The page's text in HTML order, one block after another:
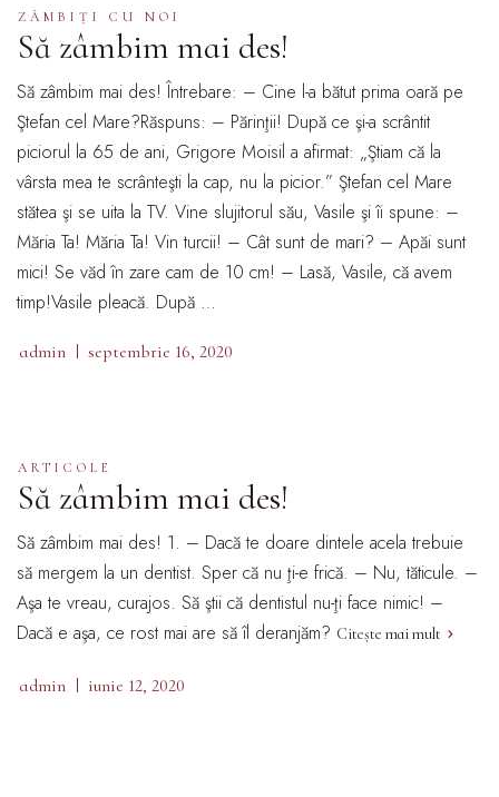
ZÂMBIŢI CU NOI
Să zâmbim mai des!
Să zâmbim mai des! Întrebare: – Cine l-a bătut prima oară pe
Ştefan cel Mare?Răspuns: – Părinţii! După ce şi-a scrântit
piciorul la 65 de ani, Grigore Moisil a afirmat: „Ştiam că la
vârsta mea te scrânteşti la cap, nu la picior.” Ştefan cel Mare
stătea şi se uita la TV. Vine slujitorul său, Vasile şi îi spune: –
Măria Ta! Măria Ta! Vin turcii! – Cât sunt de mari? – Apăi sunt
mici! Se văd în zare cam de 10 cm! – Lasă, Vasile, că avem
timp!Vasile pleacă. După …
admin septembrie 16, 2020
ARTICOLE
Să zâmbim mai des!
Să zâmbim mai des! 1. – Dacă te doare dintele acela trebuie
să mergem la un dentist. Sper că nu ţi-e frică. – Nu, tăticule. –
Aşa te vreau, curajos. Să ştii că dentistul nu-ţi face nimic! –
Dacă e aşa, ce rost mai are să îl deranjăm? Citește mai mult
admin iunie 12, 2020